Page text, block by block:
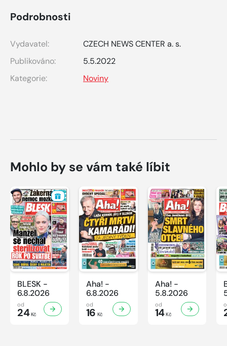
Podrobnosti
Vydavatel:
CZECH NEWS CENTER a. s.
Publikováno:
5.5.2022
Kategorie:
Noviny
Mohlo by se vám také líbit
BLESK -
6.8.2026
od
24Kč
Aha! -
6.8.2026
od
16 Kč
Aha! -
5.8.2026
od
14Kč